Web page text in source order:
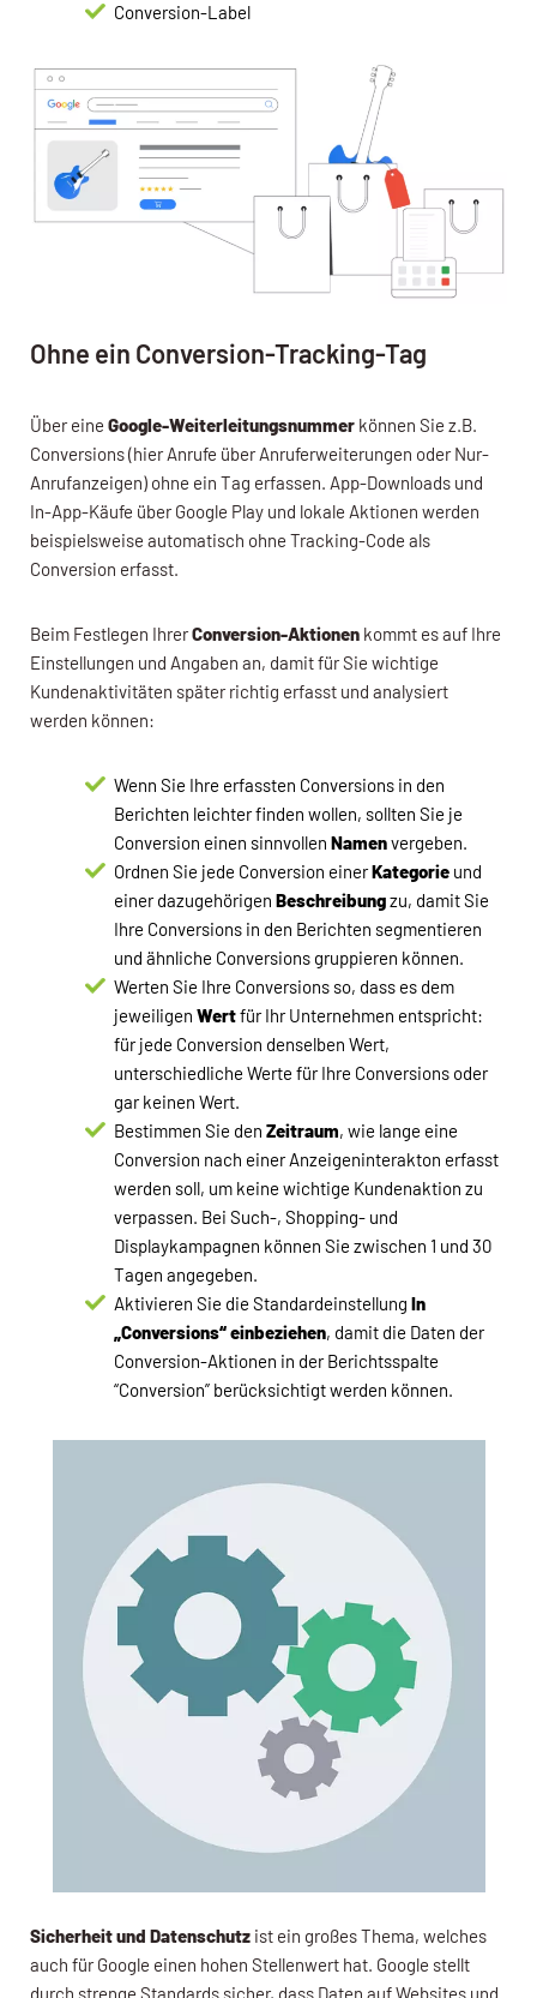
Conversion-Label
Ohne ein Conversion-Tracking-Tag
Über eine Google-Weiterleitungsnummer können Sie z.B.
Conversions (hier Anrufe über Anruferweiterungen oder Nur-
Anrufanzeigen) ohne ein Tag erfassen. App-Downloads und
In-App-Käufe über Google Play und lokale Aktionen werden
beispielsweise automatisch ohne Tracking-Code als
Conversion erfasst.
Beim Festlegen IhrerConversion-Aktionen kommt es auf Ihre
Einstellungen und Angaben an, damit für Sie wichtige
Kundenaktivitäten später richtig erfasst und analysiert
werden können:
Wenn Sie Ihre erfassten Conversions in den
Berichten leichter finden wollen, sollten Sie je
Conversion einen sinnvollen Namenvergeben.
Ordnen Sie jede Conversion einerKategorie und
einer dazugehörigen Beschreibungzu, damit Sie
Ihre Conversions in den Berichten segmentieren
und ähnliche Conversions gruppieren können.
Werten Sie Ihre Conversions so, dass es dem
jeweiligen Wertfür Ihr Unternehmen entspricht:
für jede Conversion denselben Wert,
unterschiedliche Werte für Ihre Conversions oder
gar keinen Wert.
Bestimmen Sie den Zeitraum, wie lange eine
Conversion nach einer Anzeigeninterakton erfasst
werden soll, um keine wichtige Kundenaktion zu
verpassen. Bei Such-, Shopping- und
Displaykampagnen können Sie zwischen 1 und 30
Tagen angegeben.
Aktivieren Sie die Standardeinstellung In
„Conversions“ einbeziehen, damit die Daten der
Conversion-Aktionen in der Berichtsspalte
“Conversion” berücksichtigt werden können.
Sicherheit und Datenschutz ist ein großes Thema, welches
auch für Google einen hohen Stellenwert hat. Google stellt
durch strenge Standards sicher, dass Daten auf Websites und